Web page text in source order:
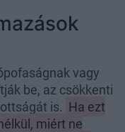
vagy
be, az csökkenti
is. Ha ezt
miért ne